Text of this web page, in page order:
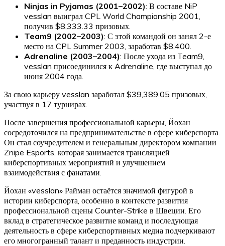
Ninjas in Pyjamas (2001–2002): В составе NiP
vesslan выиграл CPL World Championship 2001,
получив $8,333.33 призовых.
Team9 (2002–2003): С этой командой он занял 2-е
место на CPL Summer 2003, заработав $8,400.
Adrenaline (2003–2004): После ухода из Team9,
vesslan присоединился к Adrenaline, где выступал до
июня 2004 года.
За свою карьеру vesslan заработал $39,389.05 призовых,
участвуя в 17 турнирах.
После завершения профессиональной карьеры, Йохан
сосредоточился на предпринимательстве в сфере киберспорта.
Он стал соучредителем и генеральным директором компании
Znipe Esports, которая занимается трансляцией
киберспортивных мероприятий и улучшением
взаимодействия с фанатами.
Йохан «vesslan» Райман остаётся значимой фигурой в
истории киберспорта, особенно в контексте развития
профессиональной сцены Counter-Strike в Швеции. Его
вклад в стратегическое развитие команд и последующая
деятельность в сфере киберспортивных медиа подчеркивают
его многогранный талант и преданность индустрии.